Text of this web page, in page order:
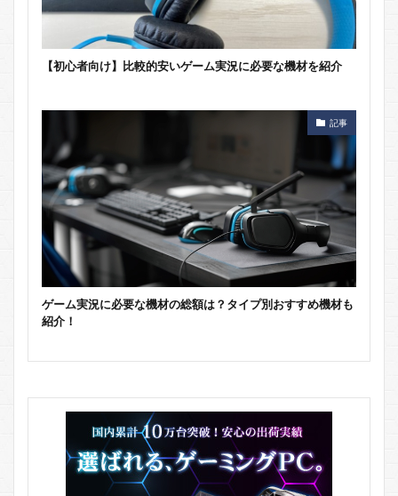
【初心者向け】比較的安いゲーム実況に必要な機材を紹介
記事
ゲーム実況に必要な機材の総額は？タイプ別おすすめ機材も
紹介！